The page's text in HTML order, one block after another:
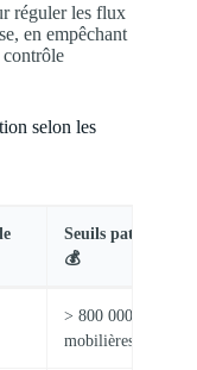
réguler les flux
en empêchant
contrôle
selon les
Seuils
💰
> 800 000 € en
mobilières